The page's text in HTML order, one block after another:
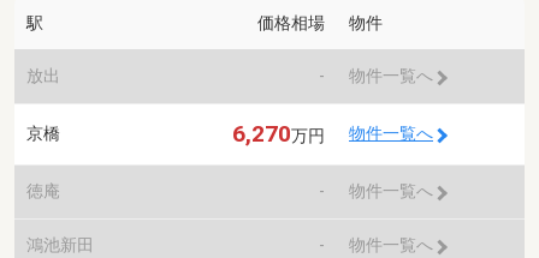
駅 価格相場 物件
放出 - 物件一覧へ
京橋 6,270万円 物件一覧へ
徳庵 - 物件一覧へ
鴻池新田 - 物件一覧へ